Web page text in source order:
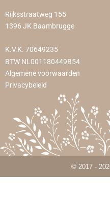
Rijksstraatweg 155
1396 JK Baambrugge
K.V.K. 70649235
BTW NL001180449B54
Algemene voorwaarden
Privacybeleid
© 2017 -